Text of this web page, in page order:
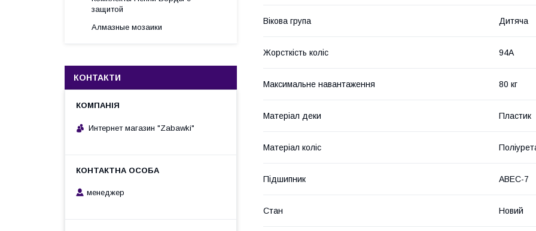
Вікова група Дитяча
Жорсткість коліс 94А
Максимальне навантаження 80 кг
Матеріал деки Пластик
Матеріал коліс
Підшипник ABEC-7
Стан Новий
защитой
Алмазные мозаики
КОНТАКТИ
Интернет магазин "Zabawki"
менеджер